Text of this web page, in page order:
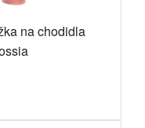
na chodidla